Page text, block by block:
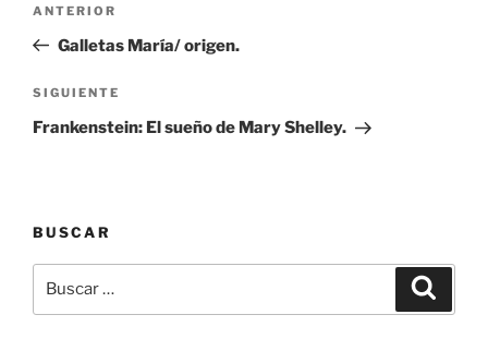
entradas
Entrada
anterior:
ANTERIOR
Galletas María/ origen.
Siguiente
entrada
SIGUIENTE
Frankenstein: El sueño de Mary Shelley.
BUSCAR
por: